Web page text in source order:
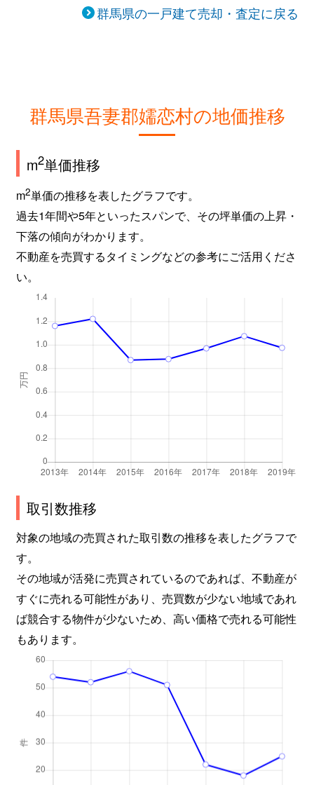
群馬県の一戸建て売却・査定に戻る
群馬県吾妻郡嬬恋村の地価推移
m2単価推移
m2単価の推移を表したグラフです。
過去1年間や5年といったスパンで、その坪単価の上昇・
下落の傾向がわかります。
不動産を売買するタイミングなどの参考にご活用くださ
い。
取引数推移
対象の地域の売買された取引数の推移を表したグラフで
す。
その地域が活発に売買されているのであれば、不動産が
すぐに売れる可能性があり、売買数が少ない地域であれ
ば競合する物件が少ないため、高い価格で売れる可能性
もあります。